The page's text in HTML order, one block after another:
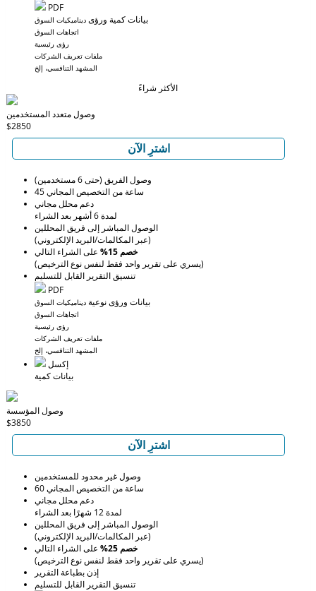
PDF
بيانات كمية ورؤى ديناميكيات السوق
اتجاهات السوق
رؤى رئيسية
ملفات تعريف الشركات
المشهد التنافسي، إلخ
الأكثر شراءً
وصول متعدد المستخدمين
$2850
اشترِ الآن
وصول الفريق (حتى 6 مستخدمين)
45 ساعة من التخصيص المجاني
دعم محلل مجاني
لمدة 6 أشهر بعد الشراء
الوصول المباشر إلى فريق المحللين
(عبر المكالمات/البريد الإلكتروني)
خصم 15%
على الشراء التالي
(يسري على تقرير واحد فقط لنفس نوع الترخيص)
تنسيق التقرير القابل للتسليم
PDF
بيانات ورؤى نوعية ديناميكيات السوق
اتجاهات السوق
رؤى رئيسية
ملفات تعريف الشركات
المشهد التنافسي، إلخ
إكسل
بيانات كمية
وصول المؤسسة
$3850
اشترِ الآن
وصول غير محدود للمستخدمين
60 ساعة من التخصيص المجاني
دعم محلل مجاني
لمدة 12 شهرًا بعد الشراء
الوصول المباشر إلى فريق المحللين
(عبر المكالمات/البريد الإلكتروني)
خصم 25%
على الشراء التالي
(يسري على تقرير واحد فقط لنفس نوع الترخيص)
إذن بطباعة التقرير
تنسيق التقرير القابل للتسليم